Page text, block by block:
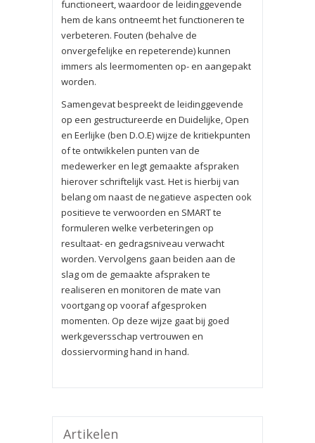
functioneert, waardoor de leidinggevende
hem de kans ontneemt het functioneren te
verbeteren. Fouten (behalve de
onvergefelijke en repeterende) kunnen
immers als leermomenten op- en aangepakt
worden.
Samengevat bespreekt de leidinggevende
op een gestructureerde en Duidelijke, Open
en Eerlijke (ben D.O.E) wijze de kritiekpunten
of te ontwikkelen punten van de
medewerker en legt gemaakte afspraken
hierover schriftelijk vast. Het is hierbij van
belang om naast de negatieve aspecten ook
positieve te verwoorden en SMART te
formuleren welke verbeteringen op
resultaat- en gedragsniveau verwacht
worden. Vervolgens gaan beiden aan de
slag om de gemaakte afspraken te
realiseren en monitoren de mate van
voortgang op vooraf afgesproken
momenten. Op deze wijze gaat bij goed
werkgeversschap vertrouwen en
dossiervorming hand in hand.
Artikelen